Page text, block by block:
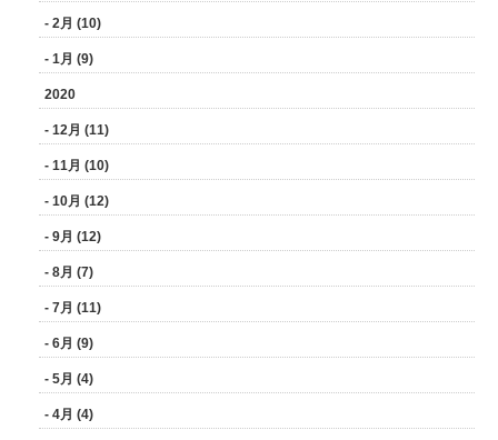
- 2月 (10)
- 1月 (9)
2020
- 12月 (11)
- 11月 (10)
- 10月 (12)
- 9月 (12)
- 8月 (7)
- 7月 (11)
- 6月 (9)
- 5月 (4)
- 4月 (4)